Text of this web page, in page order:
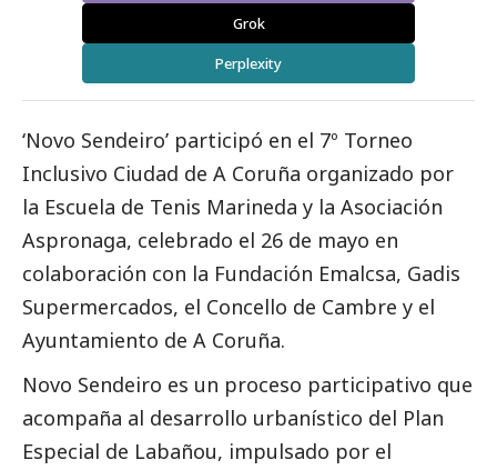
Grok
Perplexity
‘Novo Sendeiro’ participó en el 7º Torneo
Inclusivo Ciudad de A Coruña organizado por
la Escuela de Tenis Marineda y la Asociación
Aspronaga, celebrado el 26 de mayo en
colaboración con la Fundación Emalcsa, Gadis
Supermercados, el Concello de Cambre y el
Ayuntamiento de A Coruña.
Novo Sendeiro es un proceso participativo que
acompaña al desarrollo urbanístico del Plan
Especial de Labañou, impulsado por el